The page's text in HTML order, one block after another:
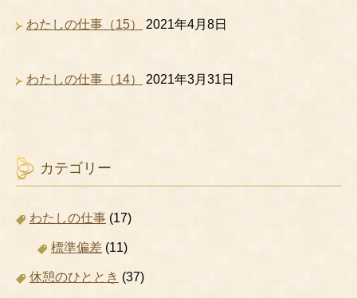
わたしの仕事（15） 2021年4月8日
わたしの仕事（14） 2021年3月31日
カテゴリー
わたしの仕事 (17)
標準偏差 (11)
休憩のひととき (37)